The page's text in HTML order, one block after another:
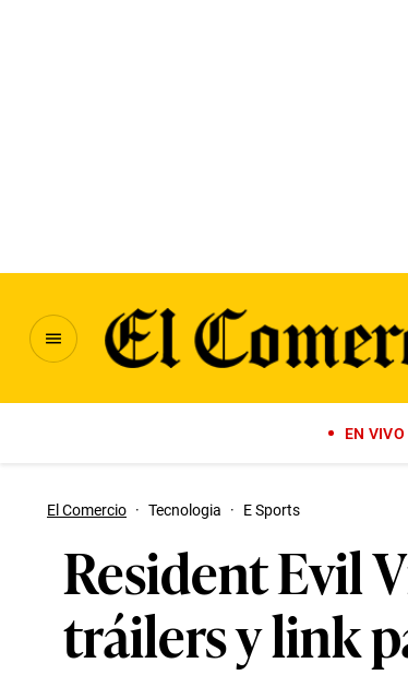
EN VIVO
El Comercio · Tecnologia · E Sports
Resident Evil
tráilers y link